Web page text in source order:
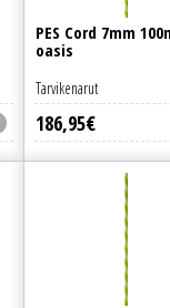
PES Cord 7mm
oasis
186,95€
Tarvikenarut